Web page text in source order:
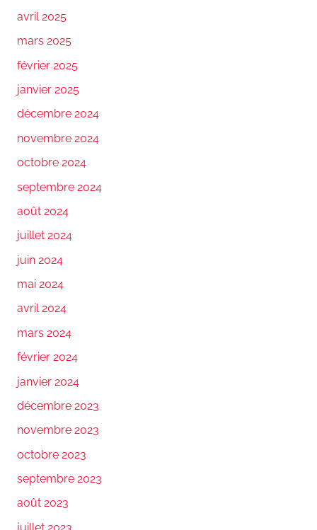
avril 2025
mars 2025
février 2025
janvier 2025
décembre 2024
novembre 2024
octobre 2024
septembre 2024
août 2024
juillet 2024
juin 2024
mai 2024
avril 2024
mars 2024
février 2024
janvier 2024
décembre 2023
novembre 2023
octobre 2023
septembre 2023
août 2023